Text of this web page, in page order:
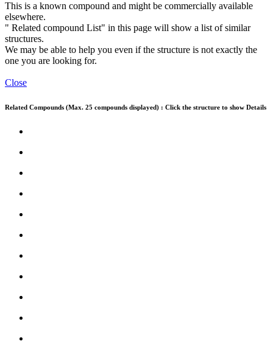
This is a known compound and might be commercially available
elsewhere.
" Related compound List" in this page will show a list of similar
structures.
We may be able to help you even if the structure is not exactly the
one you are looking for.
Close
Related Compounds (Max. 25 compounds displayed) : Click the structure to show Details